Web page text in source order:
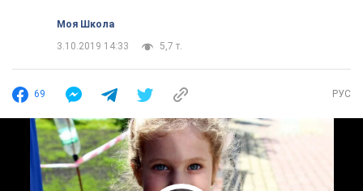
Моя Школа
3.10.2019 14:33
5,7 т.
69 РУС